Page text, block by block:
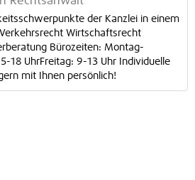
der Kanzlei in einem
Wirtschaftsrecht
Bürozeiten: Montag-
18 UhrFreitag: 9-13 Uhr Individuelle
mit Ihnen persönlich!